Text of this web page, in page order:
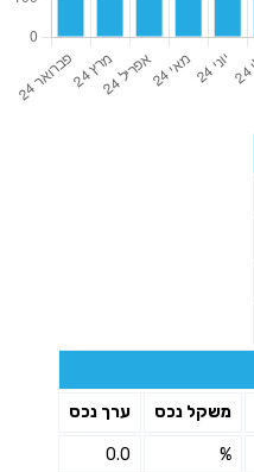
משקל נכס ערך נכס
%
0.0